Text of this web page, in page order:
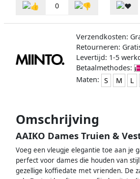
0
Verzendkosten:
Retourneren:
Levertijd: 1-5
Betaalmethodes:
Maten: S M L
Omschrijving
AAIKO Dames Truien &
Voeg een vleugje elegantie toe aan je
perfect voor dames die houden van
gezellige koffiedate met vrienden. De